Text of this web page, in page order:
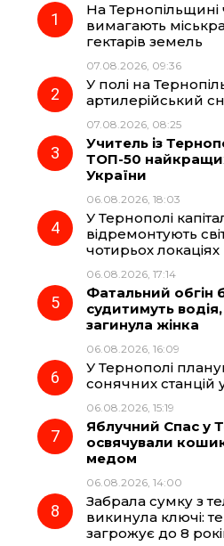
e
o
o
e
r
a
На Тернопільщині
вимагають
гектарів земель
07.08.2026, 09:36
У полі на
артилерійський
07.08.2026, 08:25
Учитель із
ТОП-50
України
06.08.2026, 18:03
У Тернополі
відремонтують
чотирьох локаціях
06.08.2026, 17:14
Фатальний обгін
судитимуть
загинула жінка
06.08.2026, 16:09
У Тернополі
сонячних станцій
06.08.2026, 15:19
Яблучний Спас у
освячували
медом
06.08.2026, 14:00
Забрала сумку з
викинула ключі:
загрожує до 8